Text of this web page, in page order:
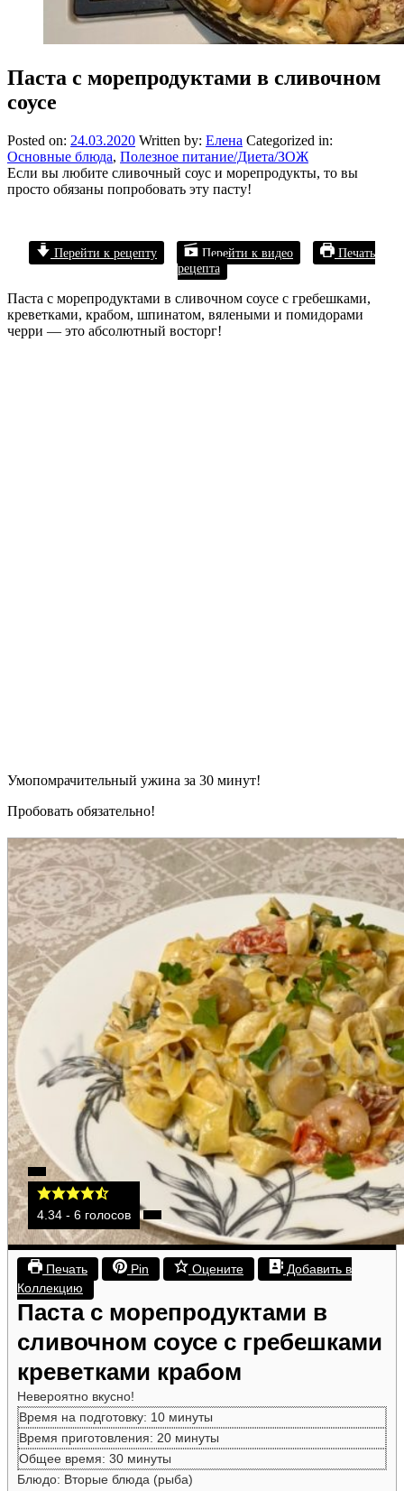
Паста с морепродуктами в сливочном
соусе
Posted on: 24.03.2020 Written by: Елена Categorized in:
Основные блюда, Полезное питание/Диета/ЗОЖ
Если вы любите сливочный соус и морепродукты, то вы
просто обязаны попробовать эту пасту!
Перейти к рецепту Перейти к видео
Печать
рецепта
Паста с морепродуктами в сливочном соусе с гребешками,
креветками, крабом, шпинатом, вялеными и помидорами
черри — это абсолютный восторг!
Умопомрачительный ужина за 30 минут!
Пробовать обязательно!
4.34- 6голосов
Печать Pin Оцените
Добавить в
Коллекцию
Паста с морепродуктами в
сливочном соусе с гребешками
креветками крабом
Невероятно вкусно!
Время на подготовку: 10минуты
минуты
Время приготовления: 20минуты
минуты
Общее время: 30минуты
минуты
Блюдо: Вторые блюда (рыба)